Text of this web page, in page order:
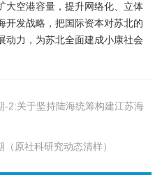
大空港容量，提升网络化、立体
开发战略，把国际资本对苏北的
动力，为苏北全面建成小康社会
-2:关于坚持陆海统筹构建江苏海
（原社科研究动态清样）